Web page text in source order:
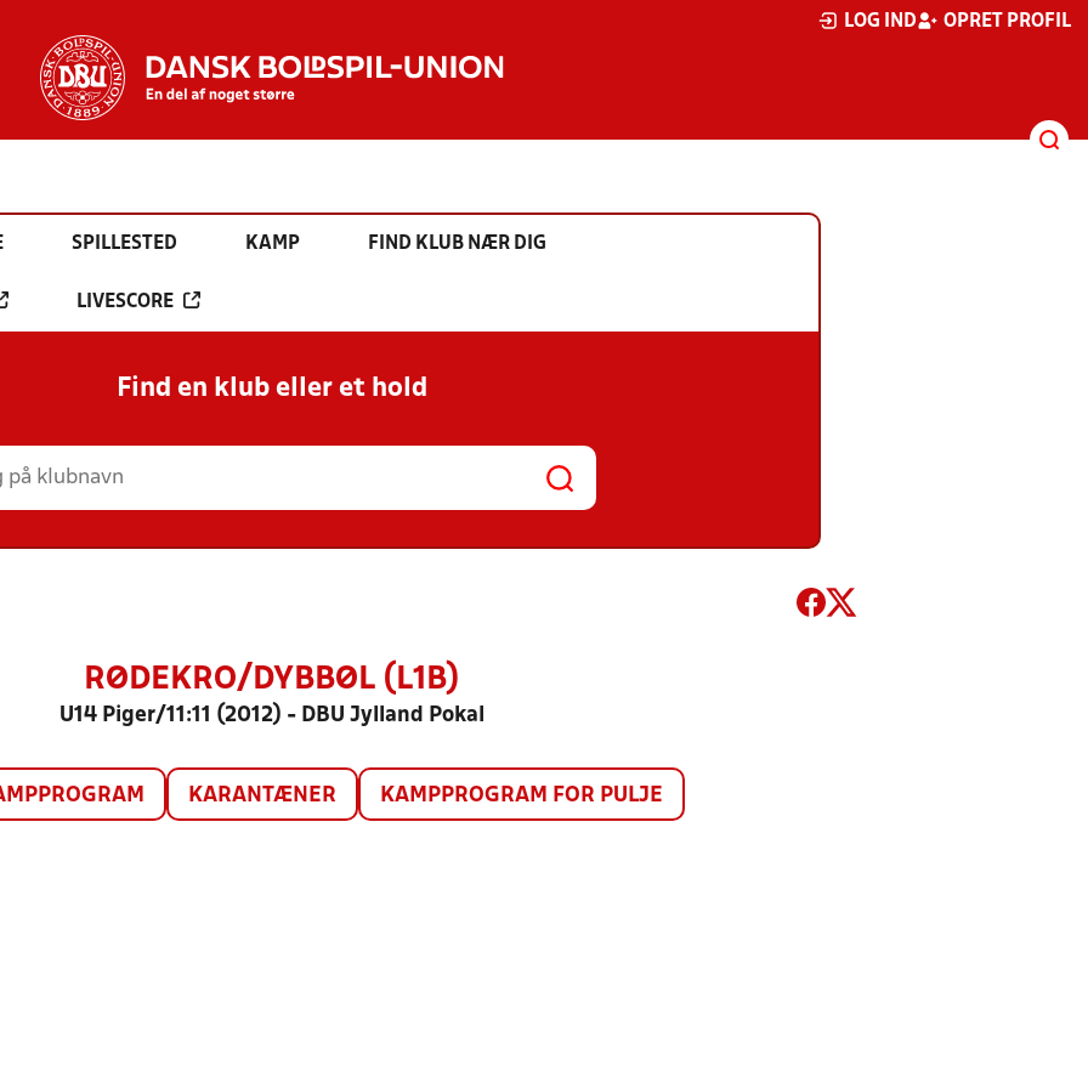
LOG IND OPRET PROFIL
SPILLESTED KAMP FIND KLUB NÆR DIG
LIVESCORE
Find en klub eller et hold
RØDEKRO/DYBBØL (L1B)
U14 Piger/11:11 (2012) - DBU Jylland Pokal
KARANTÆNER KAMPPROGRAM FOR PULJE